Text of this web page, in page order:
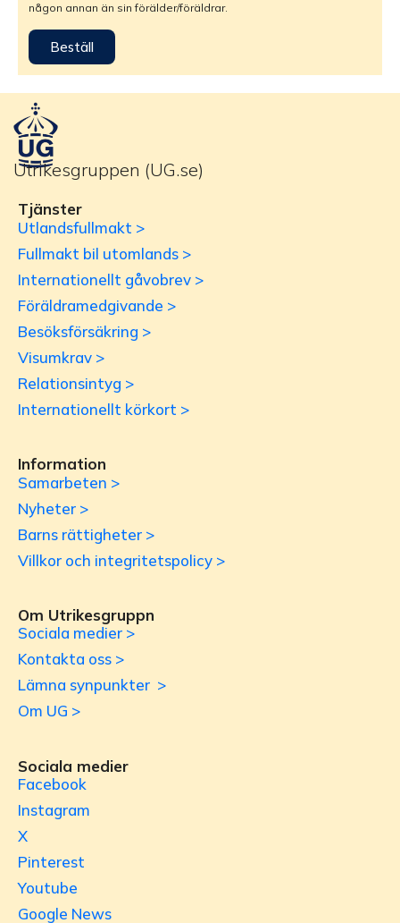
någon annan än sin förälder/föräldrar.
Beställ
Utrikesgruppen (UG.se)
Tjänster
Utlandsfullmakt >
Fullmakt bil utomlands >
Internationellt gåvobrev >
Föräldramedgivande >
Besöksförsäkring >
Visumkrav >
Relationsintyg >
Internationellt körkort >
Information
Samarbeten >
Nyheter >
Barns rättigheter >
Villkor och integritetspolicy >
Om Utrikesgruppn
Sociala medier >
Kontakta oss >
Lämna synpunkter >
Om UG >
Sociala medier
Facebook
Instagram
X
Pinterest
Youtube
Google News